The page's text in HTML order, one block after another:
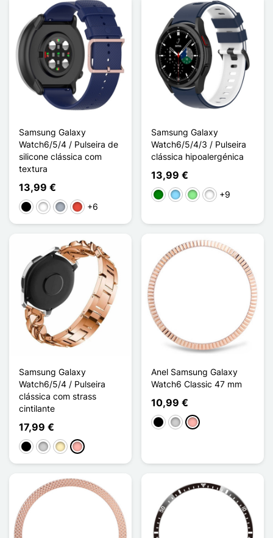
Samsung Galaxy
Watch6/5/4 / Pulseira de
silicone clássica com
textura
13,99 €
PretoBrancoCinzento
Vermelho
+6
Samsung Galaxy
Watch6/5/4/3 / Pulseira
clássica hipoalergénica
13,99 €
VerdeAzul Claro
Verde claro
Rose / Blanc
+9
Samsung Galaxy
Watch6/5/4 / Pulseira
clássica com strass
cintilante
17,99 €
PretoPrataOuroOuro rosa
Anel Samsung Galaxy
Watch6 Classic 47 mm
10,99 €
PretoPrataOuro rosa